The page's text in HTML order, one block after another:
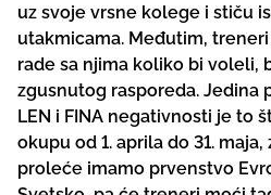
uz svoje vrsne kolege i stiču
utakmicama. Međutim,
rade sa njima koliko bi voleli,
zgusnutog rasporeda. Jedina
LEN i FINA negativnosti je to
okupu od 1. aprila do 31.
proleće imamo prvenstvo